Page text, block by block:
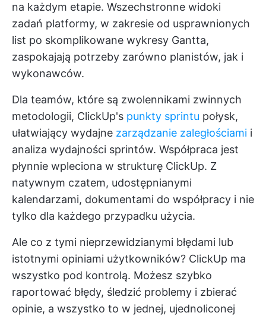
na każdym etapie. Wszechstronne widoki
zadań platformy, w zakresie od usprawnionych
list po skomplikowane wykresy Gantta,
zaspokajają potrzeby zarówno planistów, jak i
wykonawców.
Dla teamów, które są zwolennikami zwinnych
metodologii, ClickUp's punkty sprintu połysk,
ułatwiający wydajne zarządzanie zaległościami i
analiza wydajności sprintów. Współpraca jest
płynnie wpleciona w strukturę ClickUp. Z
natywnym czatem, udostępnianymi
kalendarzami, dokumentami do współpracy i nie
tylko dla każdego przypadku użycia.
Ale co z tymi nieprzewidzianymi błędami lub
istotnymi opiniami użytkowników? ClickUp ma
wszystko pod kontrolą. Możesz szybko
raportować błędy, śledzić problemy i zbierać
opinie, a wszystko to w jednej, ujednoliconej